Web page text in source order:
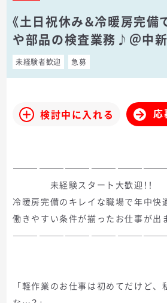
《土日祝休み＆冷暖房完備
や部品の検査業務♪＠中
未経験者歓迎 急募
検討中に入れる 応
未経験スタート大歓迎！！
冷暖房完備のキレイな職場で年中快
働きやすい条件が揃ったお仕事が出
「軽作業のお仕事は初めてだけど、